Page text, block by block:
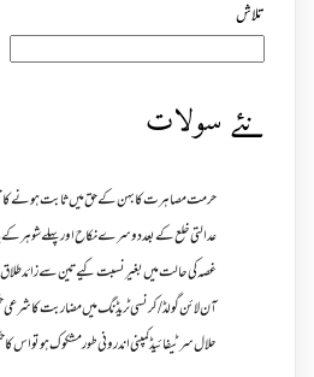
تلاش
نئے سولات
حرمت مصاہرت کا بہن کے حق میں ثابت ہونے کا
عدالتی خلع کے بعد دوسرے نکاح اور پہلے شوہر کے
غصہ کی حالت میں بغیر نسبت کیے تین سے زائد طلاق
آن لائن گولڈ /کرنسی ٹریڈنگ میں مضاربت کا شرعی
حلال سرٹیفائیڈ کمپنی اندرونی طور مشکوک ہو تو اس کا